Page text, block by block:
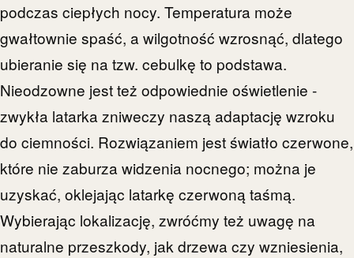
podczas ciepłych nocy. Temperatura może
gwałtownie spaść, a wilgotność wzrosnąć, dlatego
ubieranie się na tzw. cebulkę to podstawa.
Nieodzowne jest też odpowiednie oświetlenie -
zwykła latarka zniweczy naszą adaptację wzroku
do ciemności. Rozwiązaniem jest światło czerwone,
które nie zaburza widzenia nocnego; można je
uzyskać, oklejając latarkę czerwoną taśmą.
Wybierając lokalizację, zwróćmy też uwagę na
naturalne przeszkody, jak drzewa czy wzniesienia,